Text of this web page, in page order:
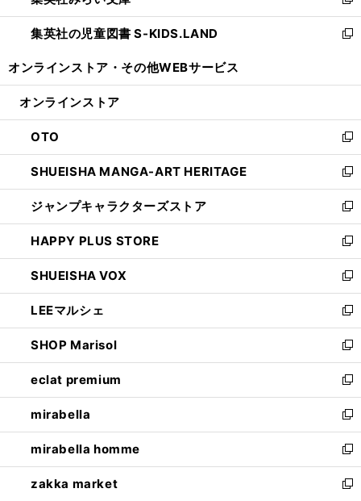
開
く
ウ
で
ン
ド
開
し
い
ン
ウ
で
開
く
集英社の児童図書 S-KIDS.LAND
新
ウ
ン
ド
ウ
で
開
く
オンラインストア・ その他WEBサービス
オンラインストア
OTO
新
し
い
ウ
ィ
ン
ド
ウ
で
開
く
SHUEISHA MANGA-ART HERITAGE
新
し
い
ウ
ィ
ン
ド
ウ
で
開
く
ジャンプキャラクターズストア
新
し
い
ウ
ィ
ン
ド
ウ
で
開
く
HAPPY PLUS STORE
新
し
い
ウ
ィ
ン
ド
ウ
で
開
く
SHUEISHA VOX
新
し
い
ウ
ィ
ン
ド
ウ
で
開
く
LEEマルシェ
新
し
い
ウ
ィ
ン
ド
ウ
で
開
く
SHOP Marisol
新
し
い
ウ
ィ
ン
ド
ウ
で
eclat premium
新
し
い
ウ
ィ
ン
ド
mirabella
新
し
い
ウ
ィ
mirabella homme
新
し
い
zakka market
新